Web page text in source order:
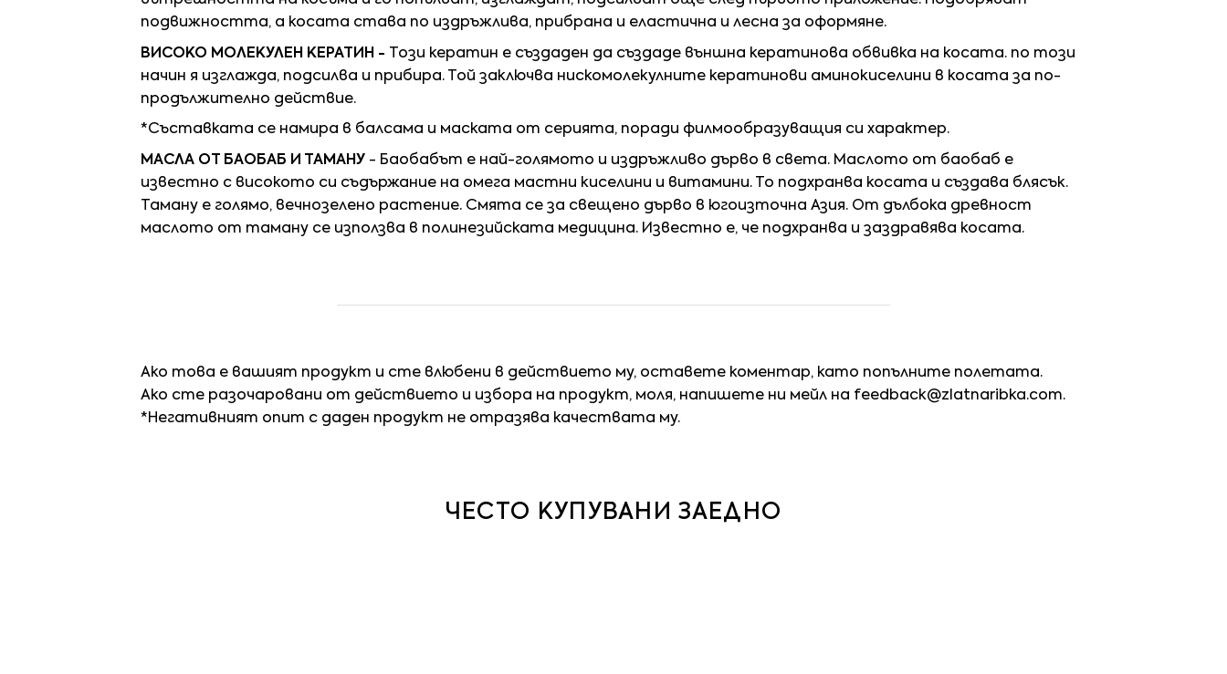
подвижността, а косата става по издръжлива, прибрана и еластична и лесна за оформяне.
ВИСОКО МОЛЕКУЛЕН КЕРАТИН - Този кератин е създаден да създаде външна кератинова обвивка на косата. по този
начин я изглажда, подсилва и прибира. Той заключва нискомолекулните кератинови аминокиселини в косата за по-
продължително действие.
*Съставката се намира в балсама и маската от серията, поради филмообразуващия си характер.
МАСЛА ОТ БАОБАБ И ТАМАНУ - Баобабът е най-голямото и издръжливо дърво в света. Маслото от баобаб е
известно с високото си съдържание на омега мастни киселини и витамини. То подхранва косата и създава блясък.
Таману е голямо, вечнозелено растение. Смята се за свещено дърво в югоизточна Азия. От дълбока древност
маслото от таману се използва в полинезийската медицина. Известно е, че подхранва и заздравява косата.
Ако това е вашият продукт и сте влюбени в действието му, оставете коментар, като попълните полетата.
Ако сте разочаровани от действието и избора на продукт, моля, напишете ни мейл на feedback@zlatnaribka.com.
*Негативният опит с даден продукт не отразява качествата му.
ЧЕСТО КУПУВАНИ ЗАЕДНО